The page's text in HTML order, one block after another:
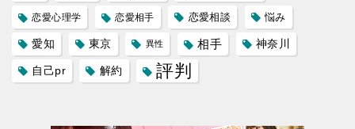
恋愛心理学 恋愛相手 恋愛相談 悩み
愛知 東京 異性 相手 神奈川
自己pr 解約 評判